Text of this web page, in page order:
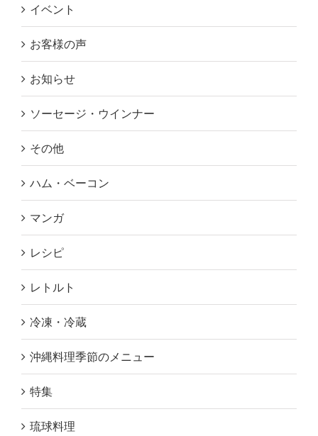
イベント
お客様の声
お知らせ
ソーセージ・ウインナー
その他
ハム・ベーコン
マンガ
レシピ
レトルト
冷凍・冷蔵
沖縄料理季節のメニュー
特集
琉球料理